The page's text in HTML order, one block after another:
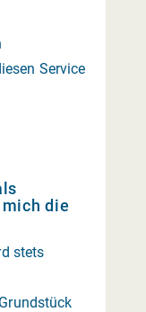
Service
die
stets